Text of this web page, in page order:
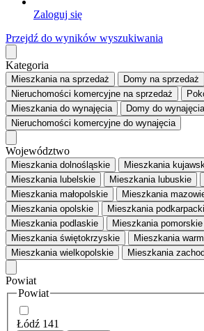
Zaloguj się
Przejdź do wyników wyszukiwania
Kategoria
Mieszkaniana sprzedaż Domy na sprzedaż
Nieruchomości komercyjne na sprzedaż
Mieszkaniado wynajęcia Domy do wynajęcia
Nieruchomości komercyjne do wynajęcia
Województwo
Mieszkania dolnośląskie
Mieszkania
Mieszkania lubelskie
Mieszkania lubuskie
Mieszkania małopolskie
Mieszkania
Mieszkania opolskie
Mieszkania
Mieszkania podlaskie
Mieszkania pomorskie
Mieszkania świętokrzyskie
Mieszkania
Mieszkania wielkopolskie
Mieszkania
Powiat
Powiat
Łódź 141